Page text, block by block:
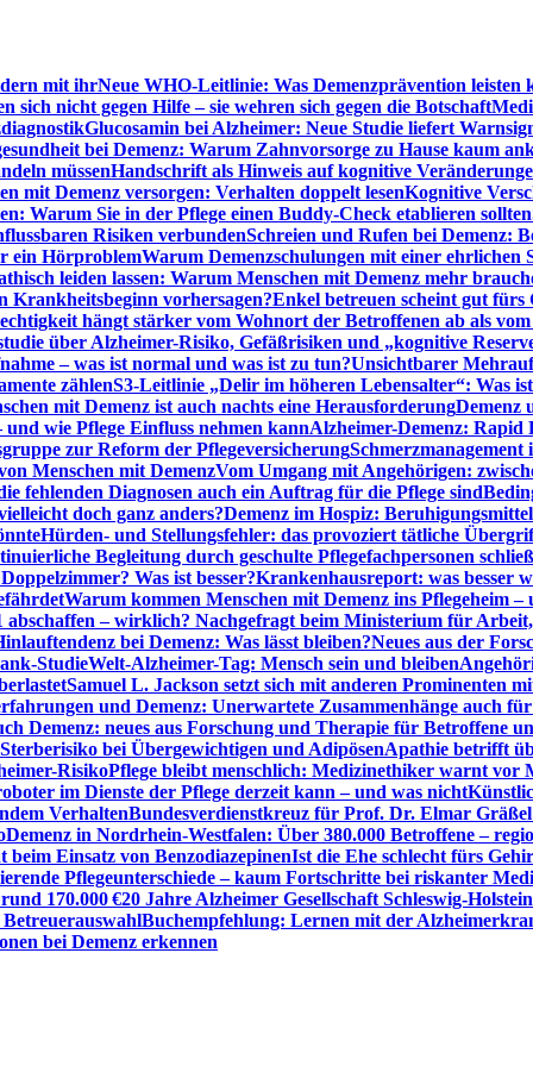
mit ihrNeue WHO-Leitlinie: Was Demenzprävention leisten
sich nicht gegen Hilfe – sie wehren sich gegen die Botschaft
Glucosamin bei Alzheimer: Neue Studie liefert
bei Demenz: Warum Zahnvorsorge zu Hause kaum
müssenHandschrift als Hinweis auf kognitive
mit Demenz versorgen: Verhalten doppelt lesenKognitive
Warum Sie in der Pflege einen Buddy-Check etablieren sollten
Risiken verbundenSchreien und Rufen bei Demenz:
ein HörproblemWarum Demenzschulungen mit einer ehrlichen
leiden lassen: Warum Menschen mit Demenz mehr
Krankheitsbeginn vorhersagen?Enkel betreuen scheint gut fürs
hängt stärker vom Wohnort der Betroffenen ab als vom
über Alzheimer-Risiko, Gefäßrisiken und „kognitive
– was ist normal und was ist zu tun?Unsichtbarer
zählenS3-Leitlinie „Delir im höheren Lebensalter“: Was
mit Demenz ist auch nachts eine HerausforderungDemenz
wie Pflege Einfluss nehmen kannAlzheimer-Demenz:
zur Reform der Pflegeversicherung
Menschen mit DemenzVom Umgang mit Angehörigen:
fehlenden Diagnosen auch ein Auftrag für die Pflege sind
doch ganz anders?Demenz im Hospiz:
Hürden- und Stellungsfehler: das provoziert tätliche
Begleitung durch geschulte Pflegefachpersonen
Was ist besser?Krankenhausreport: was besser
Warum kommen Menschen mit Demenz ins Pflegeheim
abschaffen – wirklich? Nachgefragt beim Ministerium für
bei Demenz: Was lässt bleiben?Neues aus der
StudieWelt-Alzheimer-Tag: Mensch sein und bleiben
Samuel L. Jackson setzt sich mit anderen Prominenten
und Demenz: Unerwartete Zusammenhänge auch
Demenz: neues aus Forschung und Therapie für Betroffene
bei Übergewichtigen und AdipösenApathie betrifft
RisikoPflege bleibt menschlich: Medizinethiker warnt vor
im Dienste der Pflege derzeit kann – und was nicht
VerhaltenBundesverdienstkreuz für Prof. Dr. Elmar
Demenz in Nordrhein-Westfalen: Über 380.000 Betroffene –
Einsatz von BenzodiazepinenIst die Ehe schlecht fürs
Pflegeunterschiede – kaum Fortschritte bei riskanter
170.000 €20 Jahre Alzheimer Gesellschaft Schleswig-
Buchempfehlung: Lernen mit der
bei Demenz erkennen